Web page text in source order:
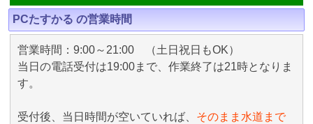
PCたすかる の営業時間
営業時間：9:00～21:00 （土日祝日もOK）
当日の電話受付は19:00まで、作業終了は21時となりま
す。
受付後、当日時間が空いていれば、 そのまま水道まで